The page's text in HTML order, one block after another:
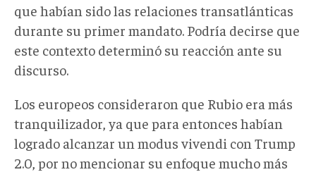
que habían sido las relaciones transatlánticas
durante su primer mandato. Podría decirse que
este contexto determinó su reacción ante su
discurso.
Los europeos consideraron que Rubio era más
tranquilizador, ya que para entonces habían
logrado alcanzar un modus vivendi con Trump
2.0, por no mencionar su enfoque mucho más